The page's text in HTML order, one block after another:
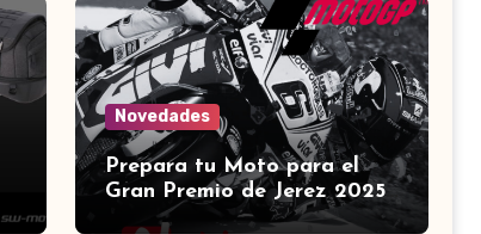
Novedades
Prepara tu Moto para el
Gran Premio de Jerez 2025:
Guía Definitiva de